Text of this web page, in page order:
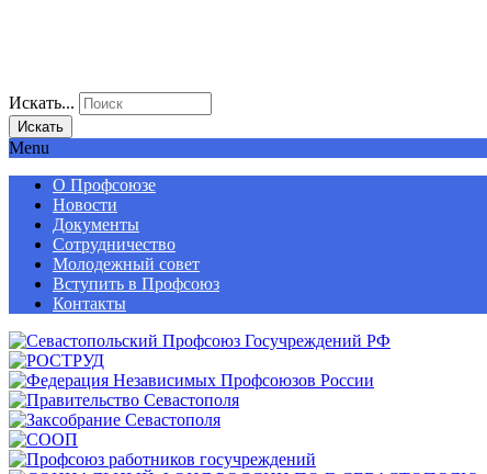
Искать...
Искать
Menu
О Профсоюзе
Новости
Документы
Сотрудничество
Молодежный совет
Вступить в Профсоюз
Контакты